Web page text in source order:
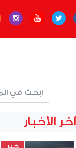
آخر الأخبار
خبر